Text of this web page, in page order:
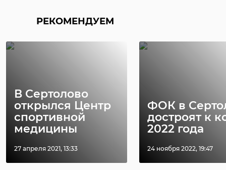
РЕКОМЕНДУЕМ
В Сертолово
открылся Центр
спортивной
медицины
27 апреля 2021, 13:33
ФОК в
достроят к
2022 года
24 ноября 2022, 19:47